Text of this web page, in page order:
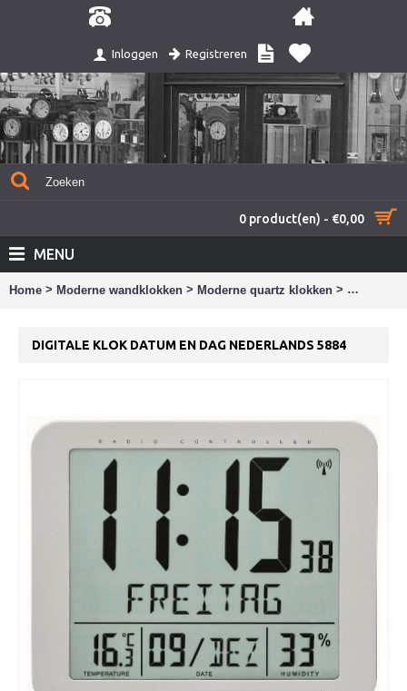
Inloggen Registreren
0 product(en) - €0,00
MENU
Home > Moderne wandklokken > Moderne quartz klokken > Digitale
DIGITALE KLOK DATUM EN DAG NEDERLANDS 5884